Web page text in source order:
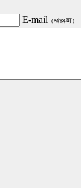
E-mail （省略可）